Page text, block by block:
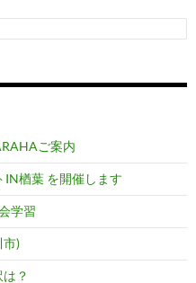
ご案内
IN楢葉 を開催します
学習
)
？